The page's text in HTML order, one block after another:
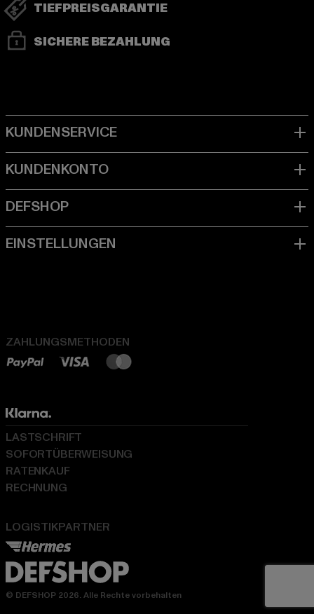
TIEFPREISGARANTIE
SICHERE BEZAHLUNG
ZAHLUNGSMETHODEN
LOGISTIKPARTNER
LASTSCHRIFT
SOFORTÜBERWEISUNG
RATENKAUF
RECHNUNG
© DEFSHOP 2026. Alle Rechte vorbehalten